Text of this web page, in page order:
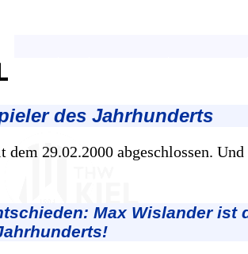
des Jahrhunderts
dem 29.02.2000 abgeschlossen.
Max Wislander ist